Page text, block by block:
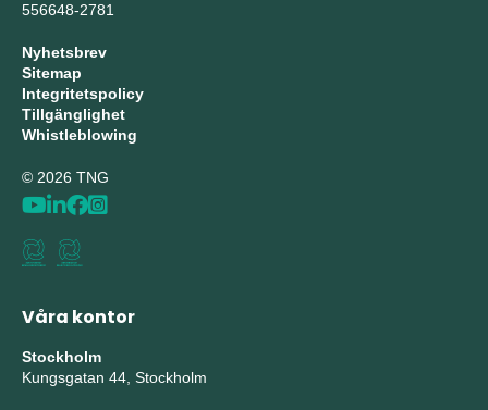
556648-2781
Nyhetsbrev
Sitemap
Integritetspolicy
Tillgänglighet
Whistleblowing
© 2026 TNG
Våra kontor
Stockholm
Kungsgatan 44, Stockholm